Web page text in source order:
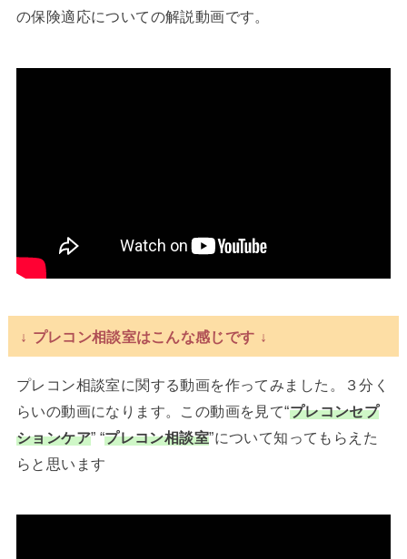
の保険適応についての解説動画です。
↓ プレコン相談室はこんな感じです ↓
プレコン相談室に関する動画を作ってみました。３分く
らいの動画になります。この動画を見て“プレコンセプ
ションケア” “プレコン相談室”について知ってもらえた
らと思います